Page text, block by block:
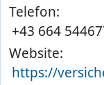
Telefon:
+43 664
Website:
https://